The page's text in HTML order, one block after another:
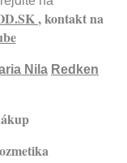
, kontakt na
Nila Redken